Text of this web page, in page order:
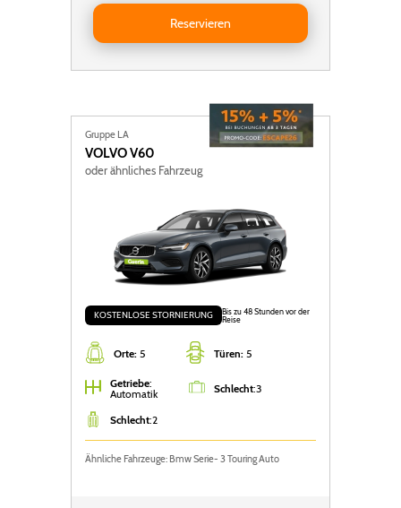
Reservieren
Reservieren BMW Série 2 Grand Coupé
Gruppe LA
VOLVOV60
oder ähnliches Fahrzeug
Orte: 5 Türen: 5
KOSTENLOSE STORNIERUNG
Bis zu 48 Stunden vor der
Reise
Getriebe:
Automatik
Schlecht:3
Schlecht:2
Ähnliche Fahrzeuge: Bmw Serie- 3 Touring Auto